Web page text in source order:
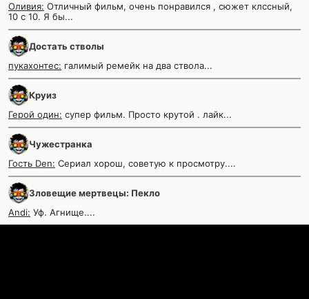
Оливия: Отличный фильм, очень понравился , сюжет клссный,
10 с 10. Я бы...
Достать стволы
пукахонтес: галимый ремейк на два ствола...
Круиз
Герой один: супер фильм. Просто крутой . лайк...
Чужестранка
Гость Den: Сериал хорош, советую к просмотру....
Зловещие мертвецы: Пекло
Andi: Уф. Агнище....